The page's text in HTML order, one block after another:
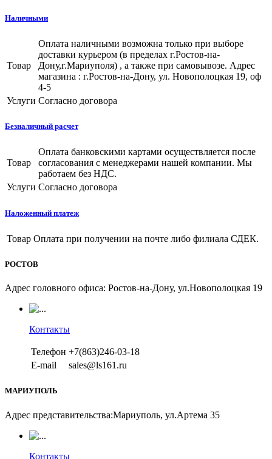
Наличными
Товар
Оплата наличными возможна только при выборе
доставки курьером (в пределах г.Ростов-на-
Дону,г.Мариуполя) , а также при самовывозе. Адрес
магазина : г.Ростов-на-Дону, ул. Новополоцкая 19, оф
4-5
Услуги Согласно договора
Безналичный расчет
Товар
Оплата банковскими картами осуществляется после
согласования с менеджерами нашей компании. Мы
работаем без НДС.
Услуги Согласно договора
Наложенный платеж
Товар Оплата при получении на почте либо филиала СДЕК.
РОСТОВ
Адрес головного офиса: Ростов-на-Дону, ул.Новополоцкая 19
Контакты
Телефон +7(863)246-03-18
E-mail
sales@ls161.ru
МАРИУПОЛЬ
Адрес представительства:Мариуполь, ул.Артема 35
Контакты